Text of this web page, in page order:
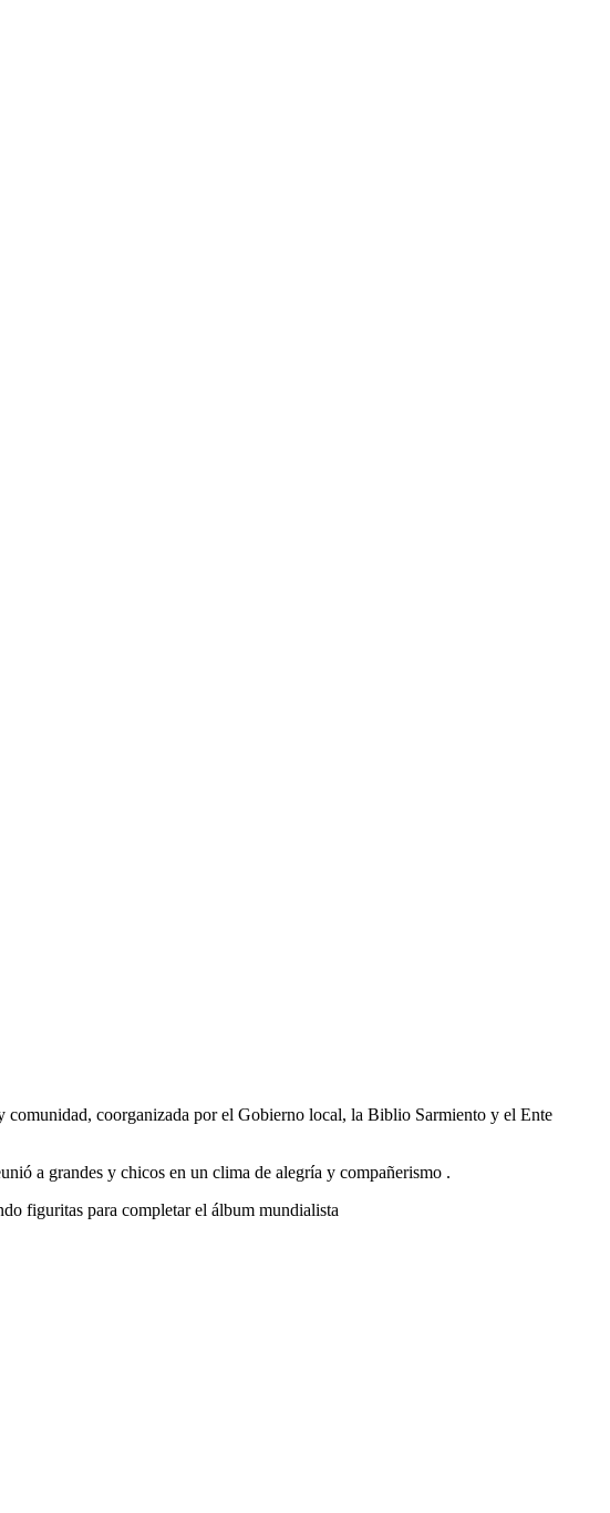
comunidad, coorganizada por el Gobierno local, la Biblio Sarmiento y el Ente
a grandes y chicos en un clima de alegría y compañerismo .
figuritas para completar el álbum mundialista